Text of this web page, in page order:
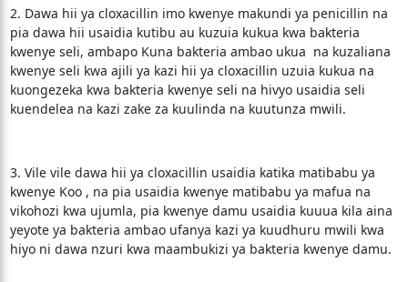
2. Dawa hii ya cloxacillin imo kwenye makundi ya penicillin na
pia dawa hii usaidia kutibu au kuzuia kukua kwa bakteria
kwenye seli, ambapo Kuna bakteria ambao ukua na kuzaliana
kwenye seli kwa ajili ya kazi hii ya cloxacillin uzuia kukua na
kuongezeka kwa bakteria kwenye seli na hivyo usaidia seli
kuendelea na kazi zake za kuulinda na kuutunza mwili.
3. Vile vile dawa hii ya cloxacillin usaidia katika matibabu ya
kwenye Koo , na pia usaidia kwenye matibabu ya mafua na
vikohozi kwa ujumla, pia kwenye damu usaidia kuuua kila aina
yeyote ya bakteria ambao ufanya kazi ya kuudhuru mwili kwa
hiyo ni dawa nzuri kwa maambukizi ya bakteria kwenye damu.